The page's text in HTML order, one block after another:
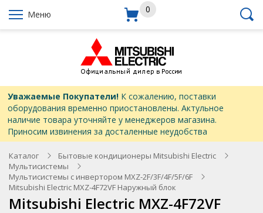
Меню 0
Уважаемые Покупатели!К сожалению, поставки
оборудования временно приостановлены. Актульное
наличие товара уточняйте у менеджеров магазина.
Приносим извинения за досталенные неудобства
Каталог
Бытовые кондиционеры Mitsubishi Electric
Мультисистемы
Мультисистемы с инвертором MXZ-2F/3F/4F/5F/6F
Mitsubishi Electric MXZ-4F72VF Наружный блок
Mitsubishi Electric MXZ-4F72VF